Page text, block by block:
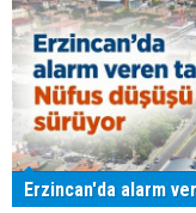
Erzincan'da alarm